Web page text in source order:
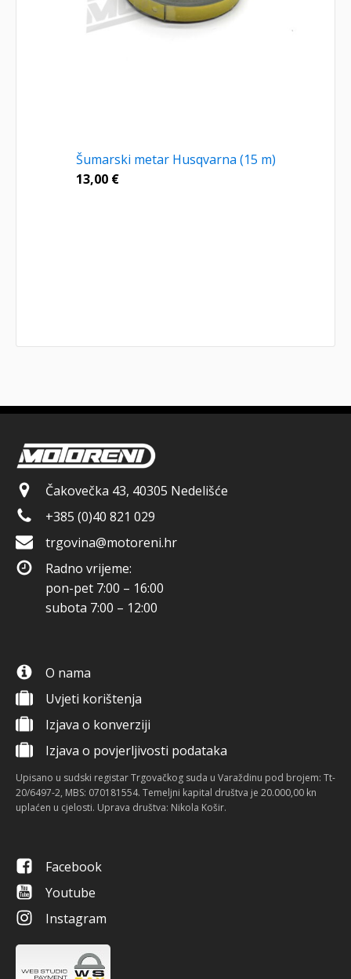
Šumarski metar Husqvarna (15 m)
13,00 €
Čakovečka 43, 40305 Nedelišće
+385 (0)40 821 029
trgovina@motoreni.hr
Radno vrijeme:
pon-pet 7:00 – 16:00
subota 7:00 – 12:00
O nama
Uvjeti korištenja
Izjava o konverziji
Izjava o povjerljivosti podataka
Upisano u sudski registar Trgovačkog suda u Varaždinu pod brojem: Tt-
20/6497-2, MBS: 070181554. Temeljni kapital društva je 20.000,00 kn
uplaćen u cjelosti. Uprava društva: Nikola Košir.
Facebook
Youtube
Instagram